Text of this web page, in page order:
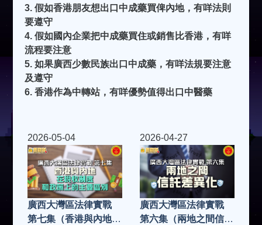
3. 假如香港朋友想出口中成藥買俾內地，有咩法則
要遵守
4. 假如國內企業把中成藥買住或銷售比香港，有咩
流程要注意
5. 如果廣西少數民族出口中成藥，有咩法規要注意
及遵守
6. 香港作為中轉站，有咩優勢值得出口中醫藥
2026-05-04
廣西大灣區法律實戰
第七集（香港與內地在
2026-04-27
廣西大灣區法律實戰
第六集（兩地之間信託